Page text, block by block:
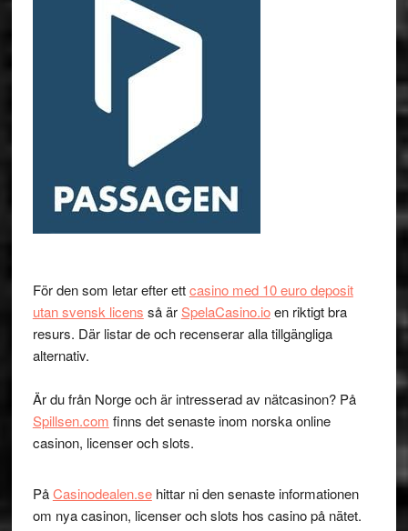
För den som letar efter ettcasino med 10 euro deposit
utan svensk licens så ärSpelaCasino.ioen riktigt bra
resurs. Där listar de och recenserar alla tillgängliga
alternativ.
Är du från Norge och är intresserad av nätcasinon? På
Spillsen.com finns det senaste inom norska online
casinon, licenser och slots.
PåCasinodealen.sehittar ni den senaste informationen
om nya casinon, licenser och slots hos casino på nätet.